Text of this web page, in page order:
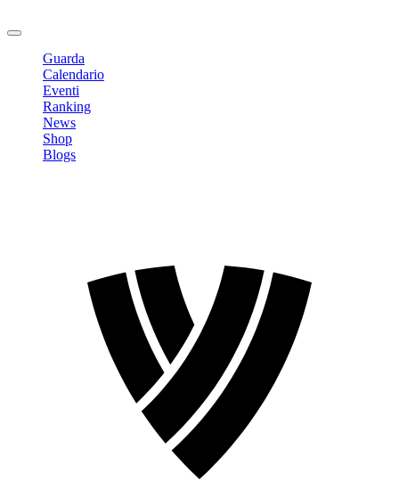
Guarda
Calendario
Eventi
Ranking
News
Shop
Blogs